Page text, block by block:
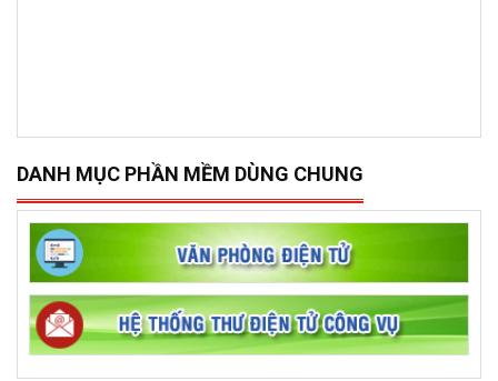
DANH MỤC PHẦN MỀM DÙNG CHUNG